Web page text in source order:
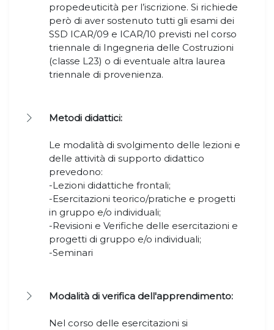
propedeuticità per l’iscrizione. Si richiede
però di aver sostenuto tutti gli esami dei
SSD ICAR/09 e ICAR/10 previsti nel corso
triennale di Ingegneria delle Costruzioni
(classe L23) o di eventuale altra laurea
triennale di provenienza.
Metodi didattici:
Le modalità di svolgimento delle lezioni e
delle attività di supporto didattico
prevedono:
-Lezioni didattiche frontali;
-Esercitazioni teorico/pratiche e progetti
in gruppo e/o individuali;
-Revisioni e Verifiche delle esercitazioni e
progetti di gruppo e/o individuali;
-Seminari
Modalità di verifica dell'apprendimento:
Nel corso delle esercitazioni si